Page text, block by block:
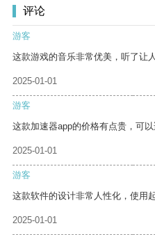
评论
游客
这款游戏的音乐非常优美，听了让
2025-01-01
游客
这款加速器app的价格有点贵，可
2025-01-01
游客
这款软件的设计非常人性化，使用
2025-01-01